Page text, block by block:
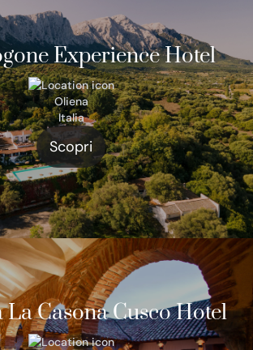
Experience Hotel
Oliena
Italia
Scopri
Casona Cusco Hotel